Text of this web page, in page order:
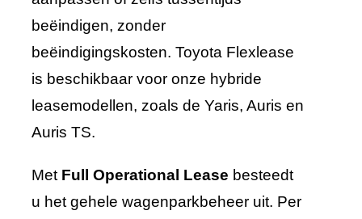
beëindigen, zonder
beëindigingskosten. Toyota Flexlease
is beschikbaar voor onze hybride
leasemodellen, zoals de Yaris, Auris en
Auris TS.
Met Full Operational Lease besteedt
u het gehele wagenparkbeheer uit. Per